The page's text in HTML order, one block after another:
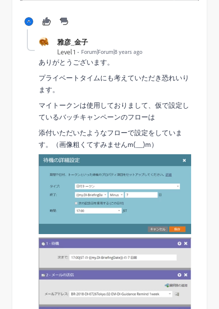
雅彦_金子
Level 1 Forum|Forum|8 years ago
ありがとうございます。
プライベートタイムにも考えていただき恐れいり
ます。
マイトークンは使用しておりまして、仮で設定し
ているバッチキャンペーンのフローは
添付いただいたようなフローで設定をしていま
す。（画像粗くてすみませんm(__)m）